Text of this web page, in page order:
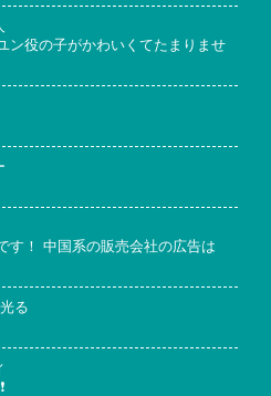
ン役の子がかわいくてたまりませ
す！ 中国系の販売会社の広告は
る